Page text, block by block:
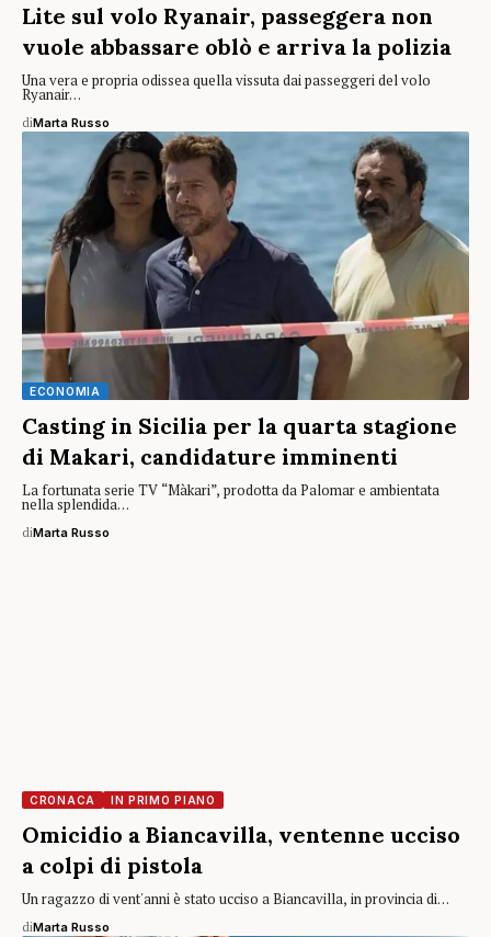
Lite sul volo Ryanair, passeggera non
vuole abbassare oblò e arriva la polizia
Una vera e propria odissea quella vissuta dai passeggeri del volo
Ryanair…
diMarta Russo
ECONOMIA
Casting in Sicilia per la quarta stagione
di Makari, candidature imminenti
La fortunata serie TV “Màkari”, prodotta da Palomar e ambientata
nella splendida…
diMarta Russo
CRONACA IN PRIMO PIANO
Omicidio a Biancavilla, ventenne ucciso
a colpi di pistola
Un ragazzo di vent'anni è stato ucciso a Biancavilla, in provincia di…
diMarta Russo